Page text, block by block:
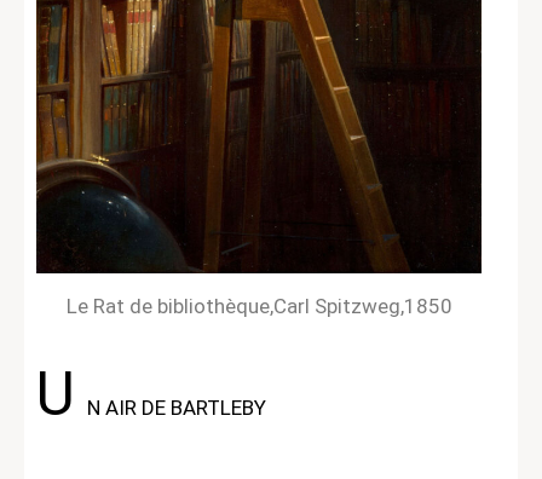
Le Rat de bibliothèque,Carl Spitzweg,1850
U N AIR DE BARTLEBY